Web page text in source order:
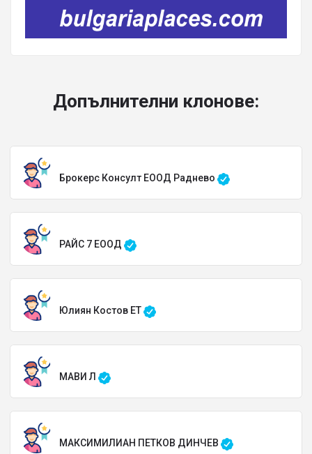
Допълнителни клонове:
Брокерс Консулт ЕООД Раднево
РАЙС 7 ЕООД
Юлиян Костов ЕТ
МАВИ Л
МАКСИМИЛИАН ПЕТКОВ ДИНЧЕВ